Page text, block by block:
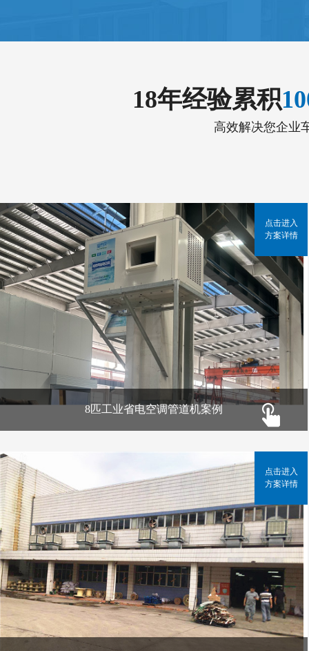
18年经验累积
高效解决您企业
8匹工业省电空调管道机案例
点击进入
方案详情
点击进入
方案详情